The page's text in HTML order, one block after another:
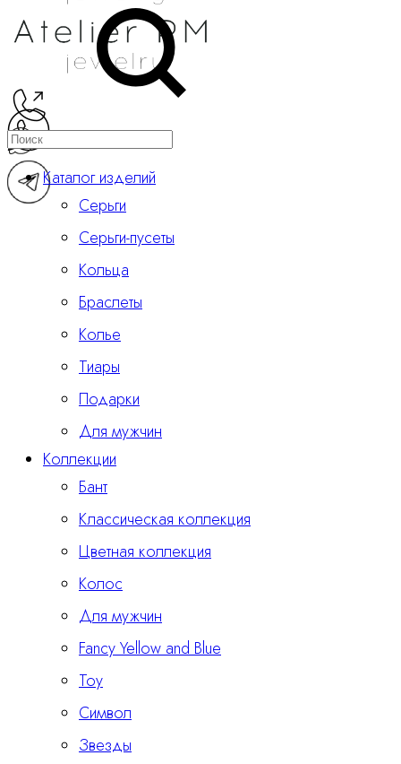
Каталог изделий
Серьги
Серьги-пусеты
Кольца
Браслеты
Колье
Тиары
Подарки
Для мужчин
Коллекции
Бант
Классическая коллекция
Цветная коллекция
Колос
Для мужчин
Fancy Yellow and Blue
Тоу
Символ
Звезды